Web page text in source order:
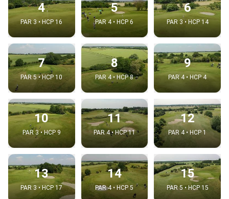
4
PAR 3 • HCP 16
5
PAR 4 • HCP 6
6
PAR 3 • HCP 14
7
PAR 5 • HCP 10
8
PAR 4 • HCP 8
9
PAR 4 • HCP 4
10
PAR 3 • HCP 9
11
PAR 4 • HCP 11
12
PAR 4 • HCP 1
13
PAR 3 • HCP 17
14
PAR 4 • HCP 5
15
PAR 5 • HCP 15